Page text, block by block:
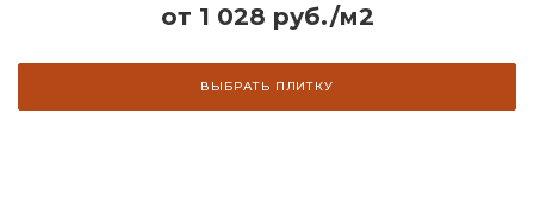
от 1 028 руб./м2
ВЫБРАТЬ ПЛИТКУ